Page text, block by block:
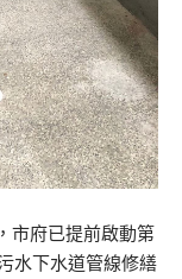
市府已提前啟動第
水下水道管線修繕